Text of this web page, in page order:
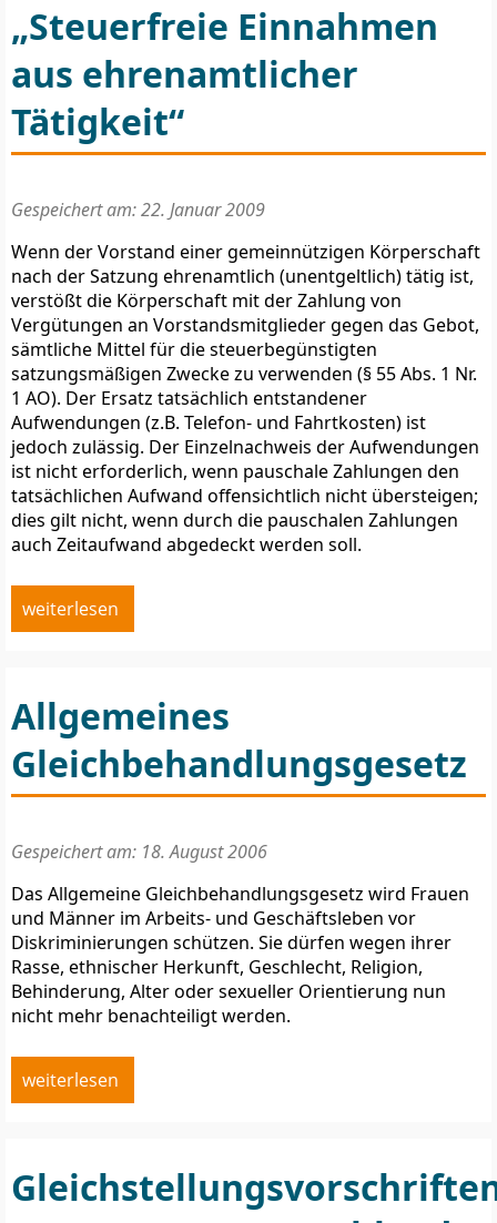
„Steuerfreie Einnahmen
aus ehrenamtlicher
Tätigkeit“
Gespeichert am: 22. Januar 2009
Wenn der Vorstand einer gemeinnützigen Körperschaft
nach der Satzung ehrenamtlich (unentgeltlich) tätig ist,
verstößt die Körperschaft mit der Zahlung von
Vergütungen an Vorstandsmitglieder gegen das Gebot,
sämtliche Mittel für die steuerbegünstigten
satzungsmäßigen Zwecke zu verwenden (§ 55 Abs. 1 Nr.
1 AO). Der Ersatz tatsächlich entstandener
Aufwendungen (z.B. Telefon- und Fahrtkosten) ist
jedoch zulässig. Der Einzelnachweis der Aufwendungen
ist nicht erforderlich, wenn pauschale Zahlungen den
tatsächlichen Aufwand offensichtlich nicht übersteigen;
dies gilt nicht, wenn durch die pauschalen Zahlungen
auch Zeitaufwand abgedeckt werden soll.
weiterlesen
Allgemeines
Gleichbehandlungsgesetz
Gespeichert am: 18. August 2006
Das Allgemeine Gleichbehandlungsgesetz wird Frauen
und Männer im Arbeits- und Geschäftsleben vor
Diskriminierungen schützen. Sie dürfen wegen ihrer
Rasse, ethnischer Herkunft, Geschlecht, Religion,
Behinderung, Alter oder sexueller Orientierung nun
nicht mehr benachteiligt werden.
weiterlesen